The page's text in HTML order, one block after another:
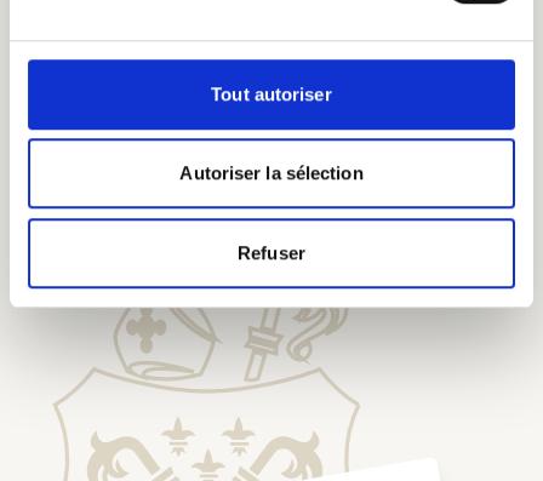
Tout autoriser
Autoriser la sélection
Refuser
Dégustez nos bières chez
nos Pèlerins d'Honneur